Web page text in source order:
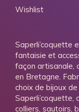
Wishlist
Saperli’coquette
fantaisie et
façon artisanale,
en Bretagne.
choix de bijoux
Saperli’coquette,
colliers, sautoirs,